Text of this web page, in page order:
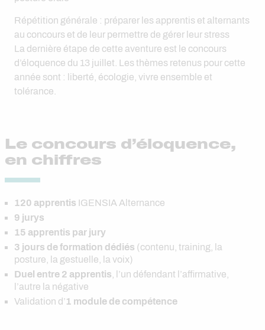
Répétition générale : préparer les apprentis et alternants
au concours et de leur permettre de gérer leur stress
La dernière étape de cette aventure est le concours
d’éloquence du 13 juillet. Les thèmes retenus pour cette
année sont : liberté, écologie, vivre ensemble et
tolérance.
Le concours d’éloquence,
en chiffres
120 apprentis IGENSIA Alternance
9 jurys
15 apprentis par jury
3 jours de formation dédiés (contenu, training, la
posture, la gestuelle, la voix)
Duel entre 2 apprentis , l’un défendant l’affirmative,
l’autre la négative
Validation d’1 module de compétence